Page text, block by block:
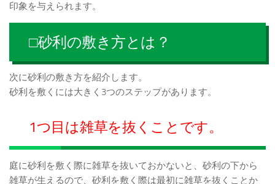
印象を与えられます。
□砂利の敷き方とは？
次に砂利の敷き方を紹介します。
砂利を敷くには大きく3つのステップがあります。
1つ目は雑草を抜くことです。
庭に砂利を敷く際に雑草を抜いておかないと、砂利の下から
雑草が生えるので、砂利を敷く際は最初に雑草を抜くことか